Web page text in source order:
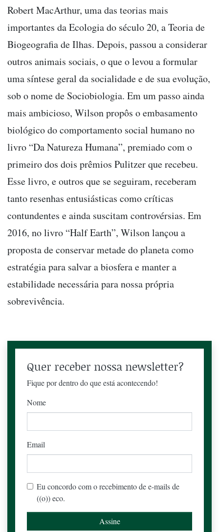
Robert MacArthur, uma das teorias mais
importantes da Ecologia do século 20, a Teoria de
Biogeografia de Ilhas. Depois, passou a considerar
outros animais sociais, o que o levou a formular
uma síntese geral da socialidade e de sua evolução,
sob o nome de Sociobiologia. Em um passo ainda
mais ambicioso, Wilson propôs o embasamento
biológico do comportamento social humano no
livro “Da Natureza Humana”, premiado com o
primeiro dos dois prêmios Pulitzer que recebeu.
Esse livro, e outros que se seguiram, receberam
tanto resenhas entusiásticas como críticas
contundentes e ainda suscitam controvérsias. Em
2016, no livro “Half Earth”, Wilson lançou a
proposta de conservar metade do planeta como
estratégia para salvar a biosfera e manter a
estabilidade necessária para nossa própria
sobrevivência.
Quer receber nossa newsletter?
Fique por dentro do que está acontecendo!
Nome
Email
Eu concordo com o recebimento de e-mails de
((o)) eco.